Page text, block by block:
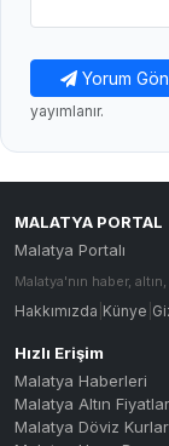
Yorum
yayımlanır.
MALATYA PORTAL
Malatya Portalı
Malatya'nın haber,
Hakkımızda Künye
Hızlı Erişim
Malatya Haberleri
Malatya Altın
Malatya Döviz